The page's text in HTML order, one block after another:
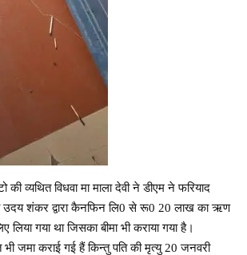
की व्यथित विधवा मा माला देवी ने डीएम ने फरियाद
उदय शंकर द्वारा कैनफिन लि0 से रू0 20 लाख का ऋण
गया था जिसका बीमा भी कराया गया है।
जमा कराई गई हैं किन्तु पति की मृत्यु 20 जनवरी